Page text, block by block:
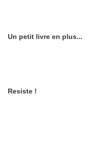
Un petit livre en plus...
Resiste !